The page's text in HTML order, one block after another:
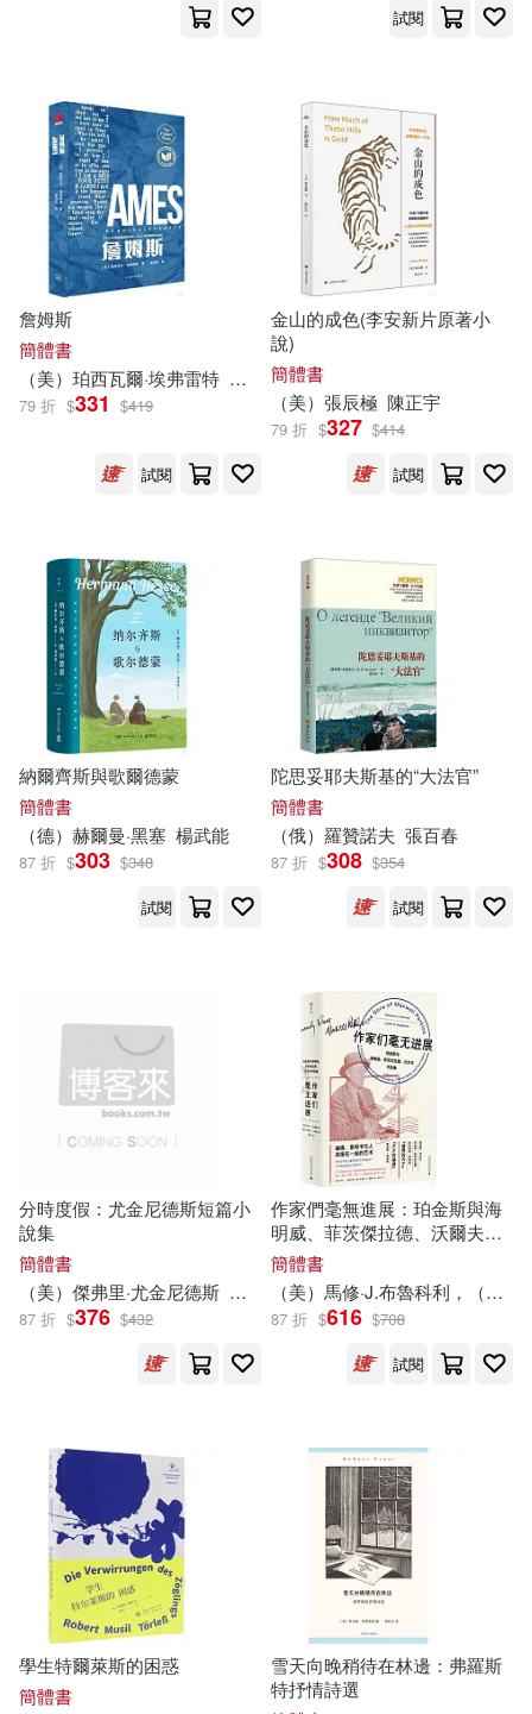
中醫藥專業技術資格考試命題研究
組編寫(12)
克里斯提昂．賈克(12)
奈央晃德(12)
安德魯‧克萊門斯(12)
安德魯‧路米斯(12)
方衛平(12) 望月淳(12)
本書編寫組編(12) 李付元(12)
李志偉(12)
李泰祥、劉永泰(12)
竿尾悟(12) 肖仁福(12)
艾閣萌(英國)有限公司(12)
行政院勞工委員會勞工安全衛生研
赫伯特．喬治．威爾斯(12)
雪麗．湯瑪斯(12)
（美）蓋爾·吉本斯(12)
（英）瑪麗·雪萊(12)
(英)維克多·阿普爾頓Ⅱ(11)
William Shakespeare(11)
文匯出版社(69)
哈爾濱出版社(68)
石油工業出版社(68)
四川人民出版社(67) 三聯(66)
中山大學出版社(66)
二十一世紀出版社(66)
墨刻(66)
上海科學技術出版社(65)
中國宇航出版社(65)
四川美術出版社(65)
大塊文化(65)
環球-DECCA(65) 禾廣(65)
Supraphon(64)
中國科學技術出版社(63)
北京體育大學出版社(63)
百花文藝出版社(63) AVI(62)
中國輕工業出版社(62)
廣東人民出版社(62)
江西美術出版社(62)
試閱
詹姆斯
簡體書
（美）珀西瓦爾·埃弗雷特 梁直冰
79 折 $331 $419
試閱
金山的成色(李安新片原著小
說)
簡體書
（美）張辰極 陳正宇
79 折 $327 $414
試閱
納爾齊斯與歌爾德蒙
簡體書
（德）赫爾曼·黑塞 楊武能
87 折 $303 $348
試閱
陀思妥耶夫斯基的“大法官”
簡體書
（俄）羅贊諾夫 張百春
87 折 $308 $354
試閱
分時度假：尤金尼德斯短篇小
說集
簡體書
（美）傑弗里·尤金尼德斯 龔容
87 折 $376 $432
作家們毫無進展：珀金斯與海
明威、菲茨傑拉德、沃爾夫書
信集
簡體書
（美）馬修·J.布魯科利，（美）朱迪絲·S.鮑曼（編）
87 折 $616 $708
試閱
學生特爾萊斯的困惑
簡體書
雪天向晚稍待在林邊：弗羅斯
特抒情詩選